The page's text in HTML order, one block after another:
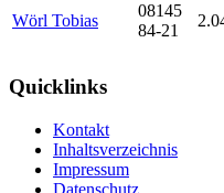
Wörl Tobias
08145
84-21
Quicklinks
Kontakt
Inhaltsverzeichnis
Impressum
Datenschutz